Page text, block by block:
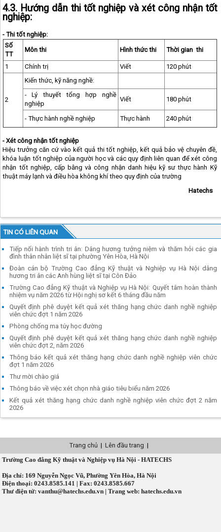
4.3. Hướng dẫn thi tốt nghiệp và xét công nhận tốt
nghiệp:
- Thi tốt nghiệp:
Số
TT
Môn thi Hình thức thi Thời gian thi
1 Chính trị Viết 120 phút
2
Kiến thức, kỹ năng nghề:
- Lý thuyết tổng hợp nghề
nghiệp
Viết 180 phút
- Thực hành nghề nghiệp Thực hành 240 phút
- Xét công nhận tốt nghiệp
Hiệu trưởng căn cứ vào kết quả thi tốt nghiệp, kết quả bảo vệ chuyên đề,
khóa luận tốt nghiệp của người học và các quy định liên quan để xét công
nhận tốt nghiệp, cấp bằng và công nhận danh hiệu kỹ sư thực hành Kỹ
thuật máy lạnh và điều hòa không khí theo quy định của trường
Hatechs
TIN CÓ LIÊN QUAN
Tiếp nối hành trình tri ân: Dâng hương tưởng niệm và thăm hỏi các gia
đình thân nhân liệt sĩ tại phường Yên Hòa, Hà Nội
Đoàn cán bộ Trường Cao đẳng Kỹ thuật và Nghiệp vụ Hà Nội dâng
hương tri ân các Anh hùng liệt sĩ tại Côn Đảo
Trường Cao đẳng Kỹ thuật và Nghiệp vụ Hà Nội: Quyết tâm hoàn thành
nhiệm vụ năm 2026 từ Hội nghị sơ kết 6 tháng đầu năm
Quyết định phê duyệt kết quả xét thăng hạng chức danh nghề nghiệp
viên chức đợt 1 năm 2026
Phòng chống ma túy học đường
Quyết định phê duyệt kết quả xét thăng hạng chức danh nghề nghiệp
viên chức đợt 2, năm 2026
Thông báo kết quả xét thăng hạng chức danh nghề nghiệp viên chức
đợt 1 năm 2026
Thư mời chào giá
Thông báo về việc xét chọn nhà giáo tiêu biểu năm 2026
Kết quả xét thăng hạng chức danh nghề nghiệp viên chức đợt 2 năm
2026
Trang chủ| Lên đầu trang |
Trường Cao đẳng Kỹ thuật và Nghiệp vụ Hà Nội - HATECHS
Địa chỉ: 169 Nguyễn Ngọc Vũ, Phường Yên Hòa, Hà Nội
Điện thoại: 0243.8585.141 | Fax: 0243.8585.667
Thư điện tử: vanthu@hatechs.edu.vn | Trang web: hatechs.edu.vn